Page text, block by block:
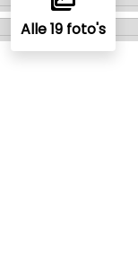
Alle 19 foto's